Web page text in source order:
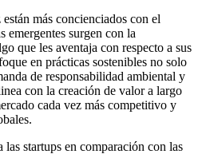
más concienciados con el
emergentes surgen con la
que les aventaja con respecto a sus
en prácticas sostenibles no solo
de responsabilidad ambiental y
con la creación de valor a largo
cada vez más competitivo y
startups en comparación con las